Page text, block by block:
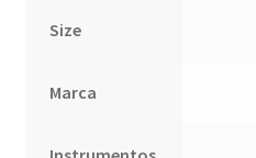
Size
Marca